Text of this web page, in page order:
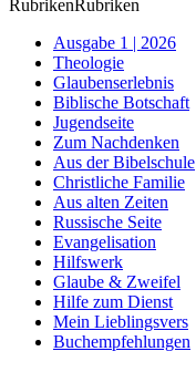
RubrikenRubriken
Ausgabe 1 | 2026
Theologie
Glaubenserlebnis
Biblische Botschaft
Jugendseite
Zum Nachdenken
Aus der Bibelschule
Christliche Familie
Aus alten Zeiten
Russische Seite
Evangelisation
Hilfswerk
Glaube & Zweifel
Hilfe zum Dienst
Mein Lieblingsvers
Buchempfehlungen